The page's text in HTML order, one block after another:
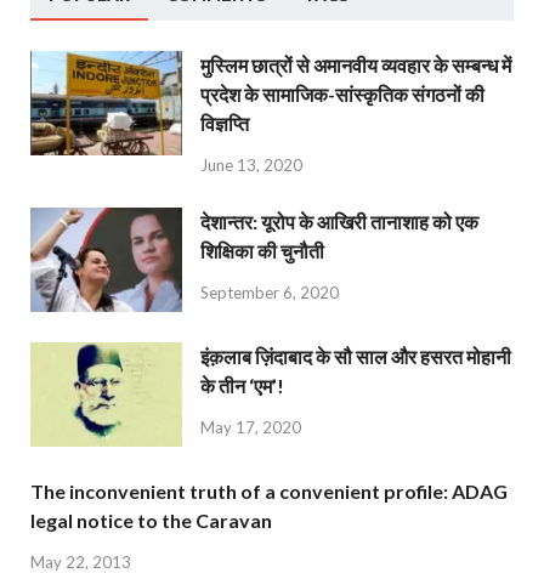
मुस्लिम छात्रों से अमानवीय व्यवहार के सम्बन्ध में
प्रदेश के सामाजिक-सांस्कृतिक संगठनों की
विज्ञप्ति
June 13, 2020
देशान्‍तर: यूरोप के आखिरी तानाशाह को एक
शिक्षिका की चुनौती
September 6, 2020
इंक़लाब ज़िंदाबाद के सौ साल और हसरत मोहानी
के तीन ‘एम’!
May 17, 2020
The inconvenient truth of a convenient profile: ADAG
legal notice to the Caravan
May 22, 2013